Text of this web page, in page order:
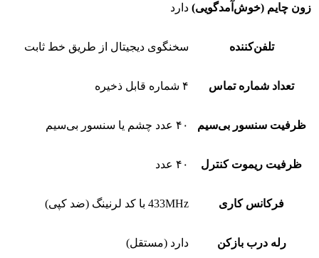
زون چایم (خوش‌آمدگویی) دارد
تلفن‌کننده سخنگوی دیجیتال از طریق خط ثابت
تعداد شماره تماس ۴ شماره قابل ذخیره
ظرفیت سنسور بی‌سیم ۴۰ عدد چشم یا سنسور بی‌سیم
ظرفیت ریموت کنترل ۴۰ عدد
فرکانس کاری 433MHz با کد لرنینگ (ضد کپی)
رله درب بازکن دارد (مستقل)